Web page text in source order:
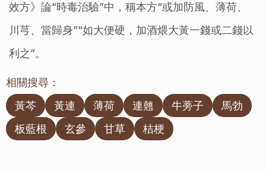
效方》論“時毒治驗”中，稱本方“或加防風、薄荷、
川芎、當歸身”“如大便硬，加酒煨大黃一錢或二錢以
利之”。
相關搜尋：
黃芩
黃連 薄荷 連翹 牛蒡子
馬勃
板藍根
玄參 甘草 桔梗